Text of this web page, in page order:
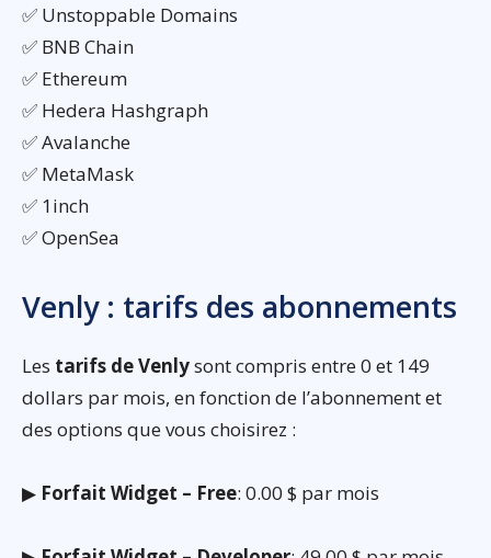
✅ Unstoppable Domains
✅ BNB Chain
✅ Ethereum
✅ Hedera Hashgraph
✅ Avalanche
✅ MetaMask
✅ 1inch
✅ OpenSea
Venly : tarifs des abonnements
Les tarifs de Venlysont compris entre 0 et 149
dollars par mois, en fonction de l’abonnement et
des options que vous choisirez :
▶ Forfait Widget – Free: 0.00 $ par mois